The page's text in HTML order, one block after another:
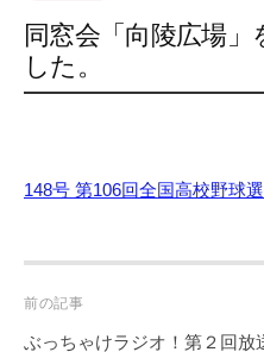
同窓会「向陵広場」
した。
148号 第106回全国高校野球
Post
navigation
前の記事
ぶっちゃけラジオ！第２回放